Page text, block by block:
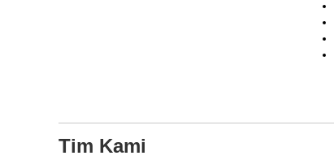
Tim Kami